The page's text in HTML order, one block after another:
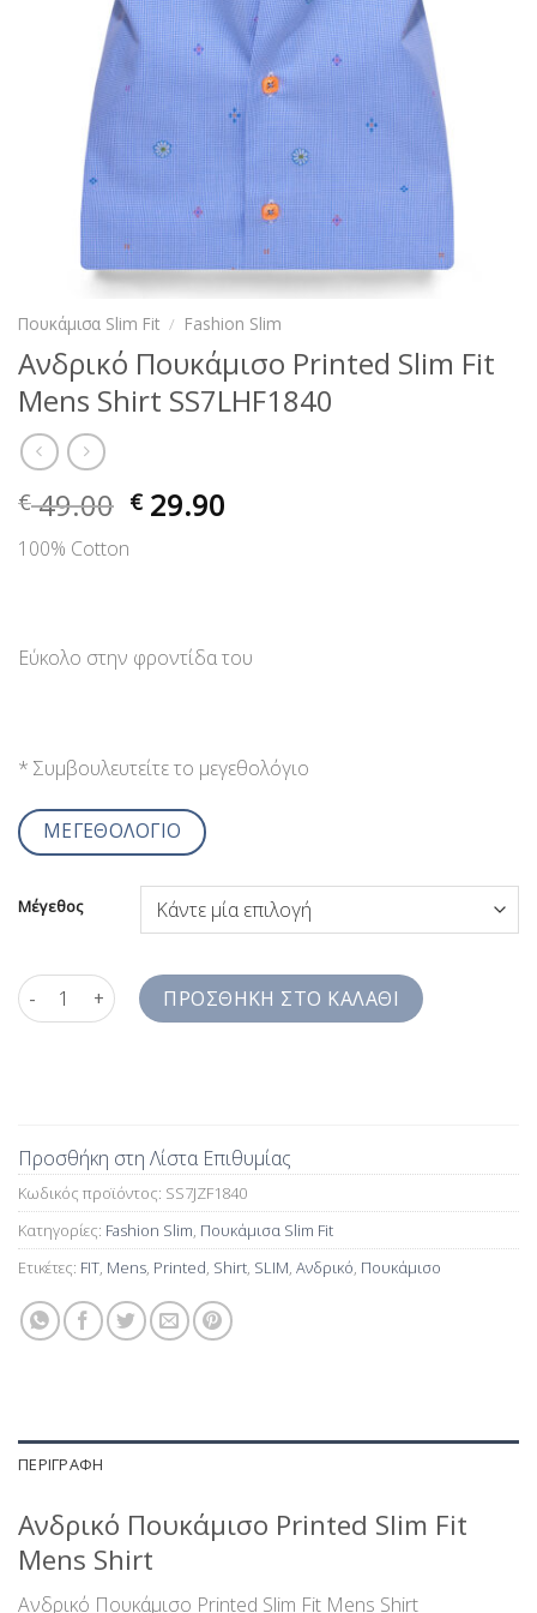
Πουκάμισα Slim Fit / Fashion Slim
Ανδρικό Πουκάμισο Printed Slim Fit
Mens Shirt SS7LHF1840
€49.00 € 29.90
100% Cotton
Εύκολο στην φροντίδα του
* Συμβουλευτείτε το μεγεθολόγιο
ΜΕΓΕΘΟΛΟΓΙΟ
Μέγεθος
Ανδρικό Πουκάμισο Printed Slim Fit Mens Shirt SS7LHF1840
ΠΡΟΣΘΉΚΗ ΣΤΟ ΚΑΛΆΘΙ
Προσθήκη στη Λίστα Επιθυμίας
Κωδικός προϊόντος: SS7JZF1840
Κατηγορίες: Fashion Slim, Πουκάμισα Slim Fit
Ετικέτες: FIT, Mens, Printed, Shirt, SLIM, Ανδρικό, Πουκάμισο
ΠΕΡΙΓΡΑΦΉ
Ανδρικό Πουκάμισο Printed Slim Fit
Mens Shirt
Ανδρικό Πουκάμισο Printed Slim Fit Mens Shirt